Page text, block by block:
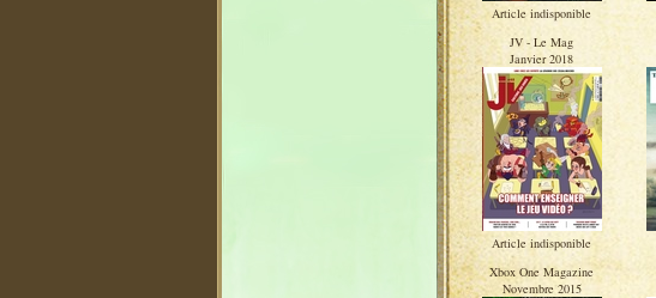
Article indisponible
JV - Le Mag
Janvier 2018
Article indisponible
Xbox One Magazine
Novembre 2015